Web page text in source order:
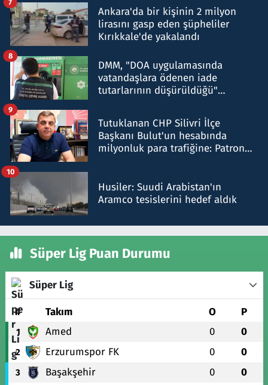
Ankara'da bir kişinin 2 milyon
lirasını gasp eden şüpheliler
Kırıkkale'de yakalandı
7
DMM, "DOA uygulamasında
vatandaşlara ödenen iade
tutarlarının düşürüldüğü"
8
Tutuklanan CHP Silivri İlçe
Başkanı Bulut'un hesabında
milyonluk para trafiğine: Patron
9
Husiler: Suudi Arabistan'ın
Aramco tesislerini hedef aldık
10
Süper Lig Puan Durumu
Süper Lig
# Takım O P
1 Amed 0 0
2 Erzurumspor FK 0 0
3 Başakşehir 0 0